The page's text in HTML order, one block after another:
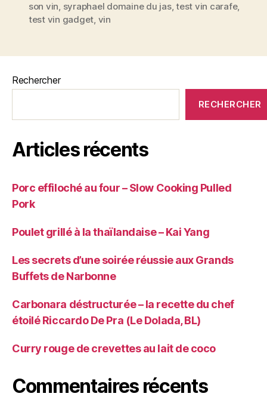
son vin, syraphael domaine du jas,test vin carafe,
test vin gadget, vin
Rechercher
RECHERCHER
Articles récents
Porc effiloché au four – Slow Cooking Pulled
Pork
Poulet grillé à la thaïlandaise – Kai Yang
Les secrets d’une soirée réussie aux Grands
Buffets de Narbonne
Carbonara déstructurée – la recette du chef
étoilé Riccardo De Pra (Le Dolada, BL)
Curry rouge de crevettes au lait de coco
Commentaires récents